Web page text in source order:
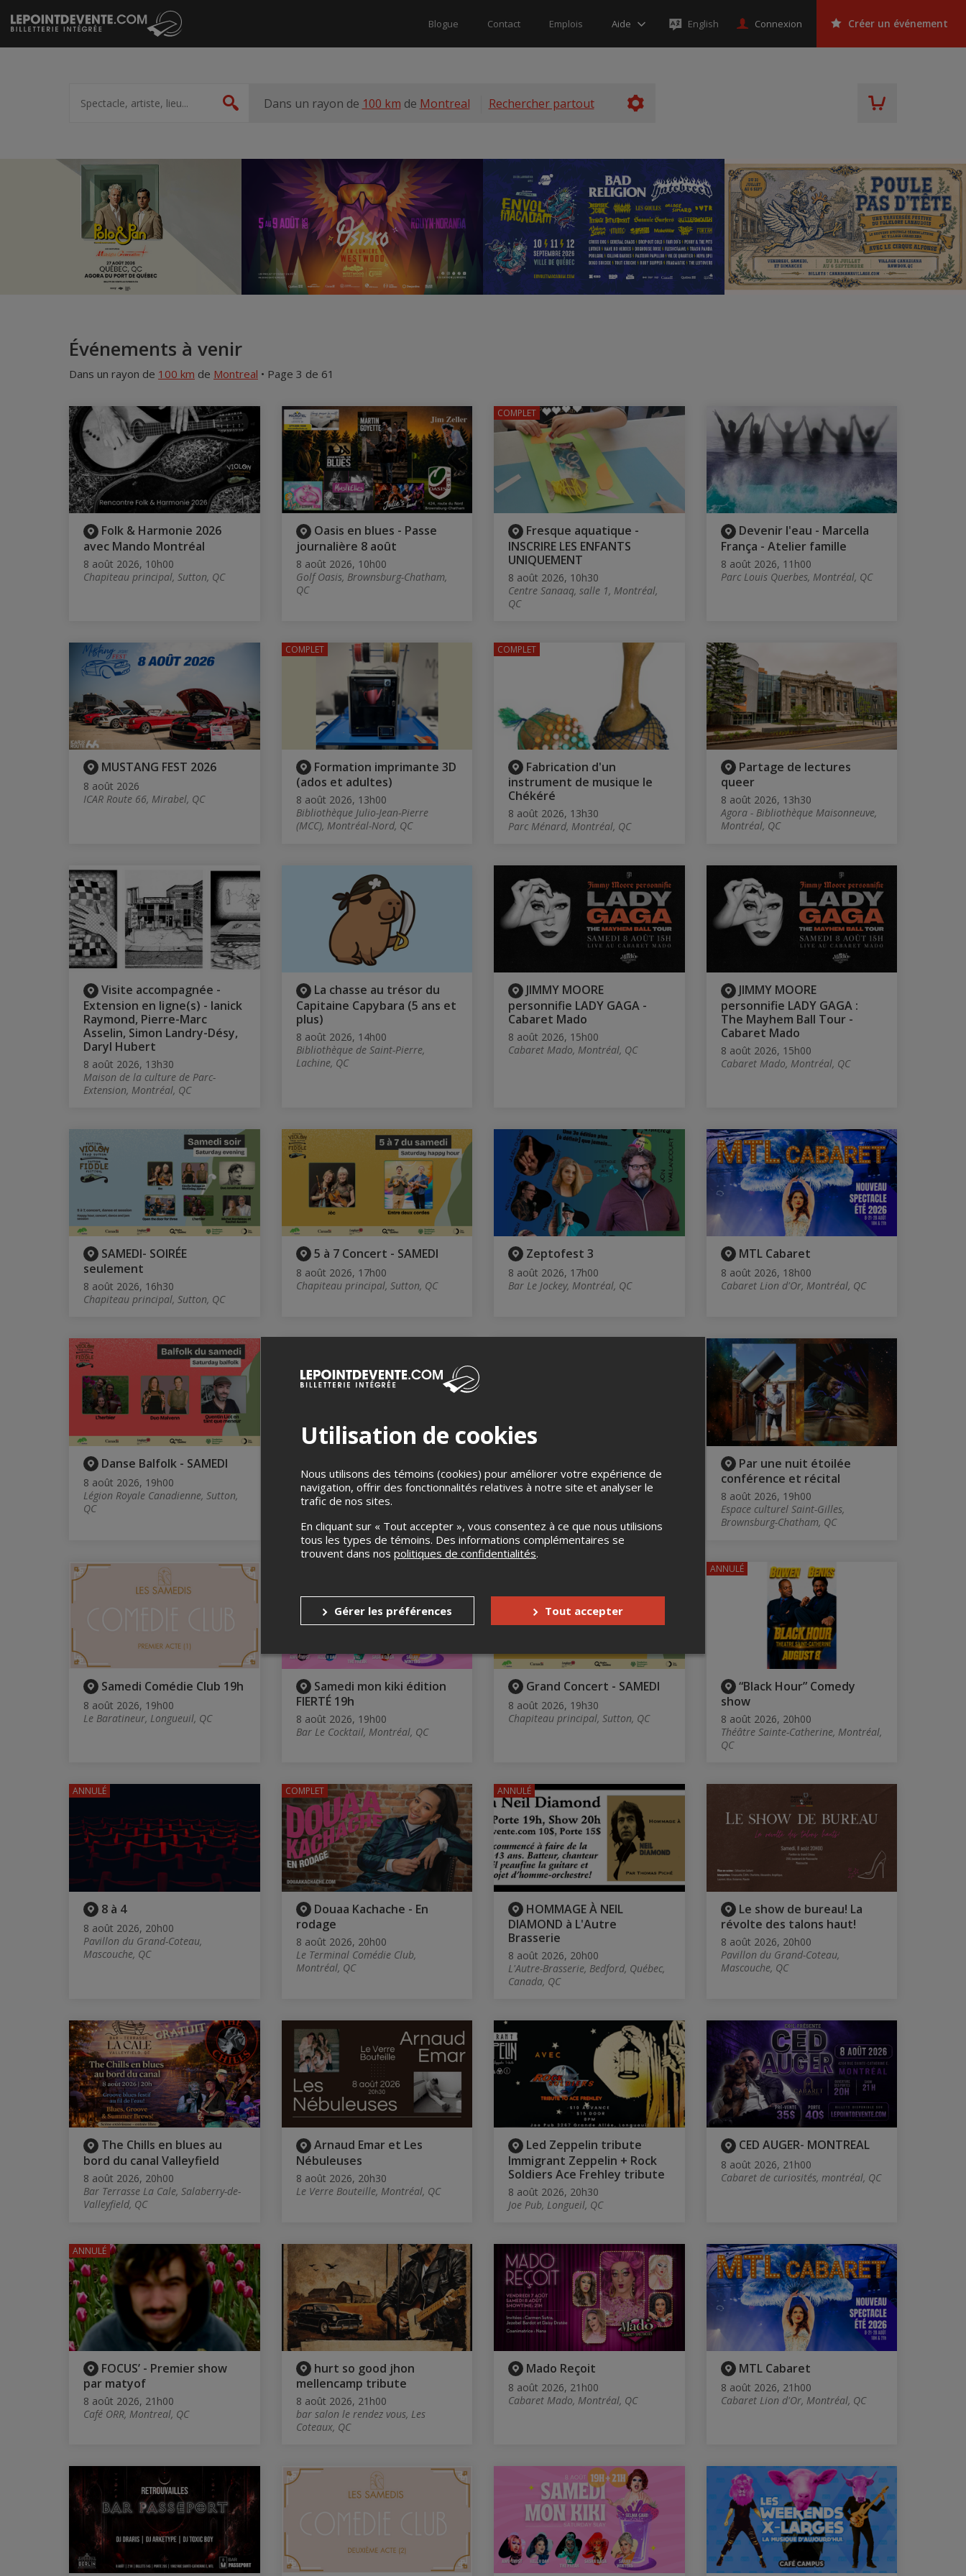
Passer
au
contenu
Blogue Contact Emplois Aide English Connexion Créer un événement
artiste,
lieu...
Rechercher
Dans un rayon de 100 km de Montreal Rechercher partout
Accueil
Suggestions
Événements à venir
Dans un rayon de 100 km de Montreal • Page 3 de 61
Folk & Harmonie 2026
avec Mando Montréal
8 août 2026, 10h00
Chapiteau principal, Sutton, QC
Oasis en blues - Passe
journalière 8 août
8 août 2026, 10h00
Golf Oasis, Brownsburg-Chatham,
QC
Fresque aquatique -
INSCRIRE LES ENFANTS
UNIQUEMENT
8 août 2026, 10h30
Centre Sanaaq, salle 1, Montréal,
QC
COMPLET
Devenir l'eau - Marcella
França - Atelier famille
8 août 2026, 11h00
Parc Louis Querbes, Montréal, QC
MUSTANG FEST 2026
8 août 2026
ICAR Route 66, Mirabel, QC
Formation imprimante 3D
(ados et adultes)
8 août 2026, 13h00
Bibliothèque Julio-Jean-Pierre
(MCC), Montréal-Nord, QC
COMPLET
Fabrication d'un
instrument de musique le
Chékéré
8 août 2026, 13h30
Parc Ménard, Montréal, QC
COMPLET
Partage de lectures
queer
8 août 2026, 13h30
Agora - Bibliothèque Maisonneuve,
Montréal, QC
Visite accompagnée -
Extension en ligne(s) - Ianick
Raymond, Pierre-Marc
Asselin, Simon Landry-Désy,
Daryl Hubert
8 août 2026, 13h30
Maison de la culture de Parc-
Extension, Montréal, QC
La chasse au trésor du
Capitaine Capybara (5 ans et
plus)
8 août 2026, 14h00
Bibliothèque de Saint-Pierre,
Lachine, QC
JIMMY MOORE
personnifie LADY GAGA -
Cabaret Mado
8 août 2026, 15h00
Cabaret Mado, Montréal, QC
JIMMY MOORE
personnifie LADY GAGA :
The Mayhem Ball Tour -
Cabaret Mado
8 août 2026, 15h00
Cabaret Mado, Montréal, QC
SAMEDI- SOIRÉE
seulement
8 août 2026, 16h30
Chapiteau principal, Sutton, QC
5 à 7 Concert - SAMEDI
8 août 2026, 17h00
Chapiteau principal, Sutton, QC
Zeptofest 3
8 août 2026, 17h00
Bar Le Jockey, Montréal, QC
MTL Cabaret
8 août 2026, 18h00
Cabaret Lion d'Or, Montréal, QC
Danse Balfolk - SAMEDI
8 août 2026, 19h00
Légion Royale Canadienne, Sutton,
QC
Drak/hatestinger/Sheep/Destroyer
Crew
8 août 2026, 19h00
Piranha Bar, Montreal, QC
8 août 2026, 19h00
Théâtre de Verdure, Montréal, QC
Par une nuit étoilée
conférence et récital
8 août 2026, 19h00
Espace culturel Saint-Gilles,
Brownsburg-Chatham, QC
Samedi Comédie Club 19h
8 août 2026, 19h00
Le Baratineur, Longueuil, QC
Samedi mon kiki édition
FIERTÉ 19h
8 août 2026, 19h00
Bar Le Cocktail, Montréal, QC
Grand Concert - SAMEDI
8 août 2026, 19h30
Chapiteau principal, Sutton, QC
“Black Hour” Comedy
show
8 août 2026, 20h00
Théâtre Sainte-Catherine, Montréal,
QC
ANNULÉ
8 à 4
8 août 2026, 20h00
Pavillon du Grand-Coteau,
Mascouche, QC
ANNULÉ
Douaa Kachache - En
rodage
8 août 2026, 20h00
Le Terminal Comédie Club,
Montréal, QC
COMPLET
HOMMAGE À NEIL
DIAMOND à L'Autre
Brasserie
8 août 2026, 20h00
L'Autre-Brasserie, Bedford, Québec,
Canada, QC
ANNULÉ
Le show de bureau! La
révolte des talons haut!
8 août 2026, 20h00
Pavillon du Grand-Coteau,
Mascouche, QC
The Chills en blues au
bord du canal Valleyfield
8 août 2026, 20h00
Bar Terrasse La Cale, Salaberry-de-
Valleyfield, QC
Arnaud Emar et Les
Nébuleuses
8 août 2026, 20h30
Le Verre Bouteille, Montréal, QC
Led Zeppelin tribute
Immigrant Zeppelin + Rock
Soldiers Ace Frehley tribute
8 août 2026, 20h30
Joe Pub, Longueil, QC
CED AUGER- MONTREAL
8 août 2026, 21h00
Cabaret de curiosités, montréal, QC
FOCUS’ - Premier show
par matyof
8 août 2026, 21h00
Café ORR, Montreal, QC
ANNULÉ
hurt so good jhon
mellencamp tribute
8 août 2026, 21h00
bar salon le rendez vous, Les
Coteaux, QC
Mado Reçoit
8 août 2026, 21h00
Cabaret Mado, Montréal, QC
MTL Cabaret
8 août 2026, 21h00
Cabaret Lion d'Or, Montréal, QC
Utilisation de cookies
Nous utilisons des témoins (cookies) pour améliorer votre expérience de
navigation, offrir des fonctionnalités relatives à notre site et analyser le
trafic de nos sites.
En cliquant sur « Tout accepter », vous consentez à ce que nous utilisions
tous les types de témoins. Des informations complémentaires se
trouvent dans nos politiques de confidentialités.
Gérer les préférences Tout accepter